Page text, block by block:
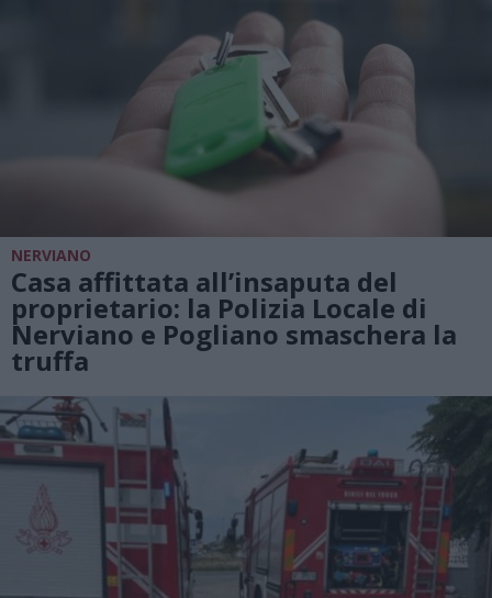
NERVIANO
Casa affittata all’insaputa del
proprietario: la Polizia Locale di
Nerviano e Pogliano smaschera la
truffa